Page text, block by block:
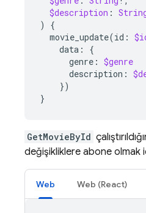
$description :
)
{
movie_update(id :
data :
{
genre : $genre
description :
})
}
GetMovieById
değişikliklere abone olmak
Web Web (React)